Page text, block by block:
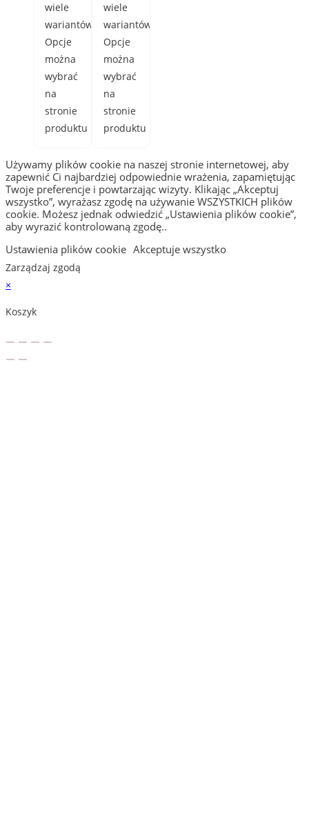
wiele
wariantów.
Opcje
można
wybrać
na
stronie
produktu
wiele
wariantów.
Opcje
można
wybrać
na
stronie
produktu
Używamy plików cookie na naszej stronie internetowej, aby
zapewnić Ci najbardziej odpowiednie wrażenia, zapamiętując
Twoje preferencje i powtarzając wizyty. Klikając „Akceptuj
wszystko”, wyrażasz zgodę na używanie WSZYSTKICH plików
cookie. Możesz jednak odwiedzić „Ustawienia plików cookie”,
aby wyrazić kontrolowaną zgodę..
Ustawienia plików cookie Akceptuje wszystko
Zarządzaj zgodą
×
Koszyk